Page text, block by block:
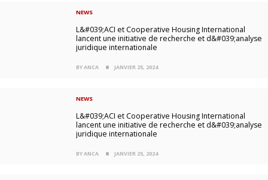
NEWS
L&#039;ACI et Cooperative Housing International
lancent une initiative de recherche et d&#039;analyse
juridique internationale
BY ANCA JANVIER 25, 2024
NEWS
L&#039;ACI et Cooperative Housing International
lancent une initiative de recherche et d&#039;analyse
juridique internationale
BY ANCA JANVIER 25, 2024